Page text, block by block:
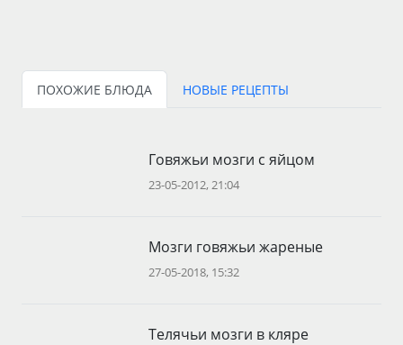
ПОХОЖИЕ БЛЮДА НОВЫЕ РЕЦЕПТЫ
Говяжьи мозги с яйцом
23-05-2012, 21:04
Мозги говяжьи жареные
27-05-2018, 15:32
Телячьи мозги в кляре